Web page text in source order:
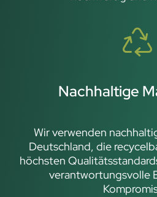
Nachhaltige
Wir verwenden
Deutschland, die
höchsten
verantwortungsvolle